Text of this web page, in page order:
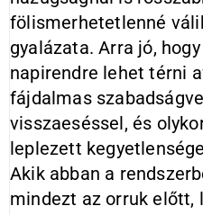
fölismerhetetlenné
gyalázata. Arra jó,
napirendre lehet térni
fájdalmas
visszaeséssel, és
leplezett
Akik abban a
mindezt az orruk előtt,